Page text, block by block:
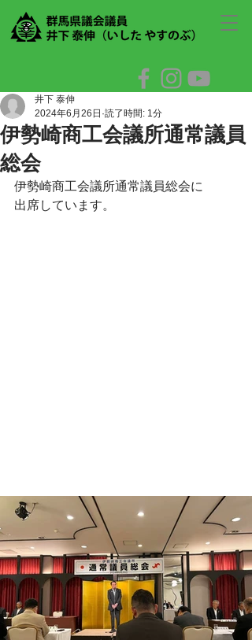
伊勢崎商工会議所通常議員
総会
井下 泰伸
2024年6月26日 読了時間: 1分
伊勢崎商工会議所通常議員総会に
出席しています。